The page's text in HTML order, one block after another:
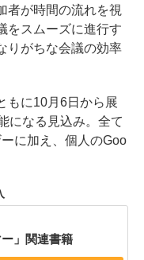
が時間の流れを視
をスムーズに進行す
りがちな会議の効率
もに10月6日から展
になる見込み。全て
に加え、個人のGoo
ー」関連書籍